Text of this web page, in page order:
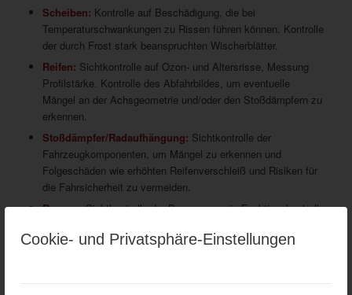
Cookie- und Privatsphäre-Einstellungen
Scheiben: Kontrolle auf Beschädigung, die bei
Temperaturschwankungen zu Rissen führen können. Kontrolle
der durch Frost stark beanspruchten Wischerblätter.
Reifen: Sichtkontrolle auf Ozon- und Altersrisse, Messung
Profilstärke. Kontrolle des Abfahrbildes, um eventuelle
Mängel an der Achsgeometrie und/oder den Stoßdämpfern zu
erkennen.
Stoßdämpfer/Radaufhängung: Sichtkontrolle der
Fahrzeugkomponenten, um Mängel zu erkennen und
Folgeschäden wie erhöhten Reifenverschleiß und Risiken für
die Fahrsicherheit zu vermeiden.
Bremse:Sichtkontrolle der Bremsen sowie Funktionskontrolle
Unterboden:Sichtkontrolle Antriebswellen, um